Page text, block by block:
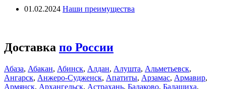
01.02.2024 Наши преимущества
Доставка по России
Абаза, Абакан, Абинск, Алдан, Алушта, Альметьевск,
Ангарск, Анжеро-Судженск, Апатиты, Арзамас, Армавир,
Армянск, Архангельск, Астрахань, Балаково, Балашиха,